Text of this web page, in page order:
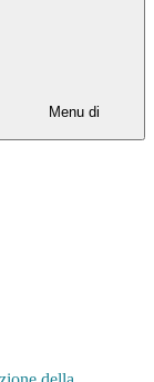
Menu di